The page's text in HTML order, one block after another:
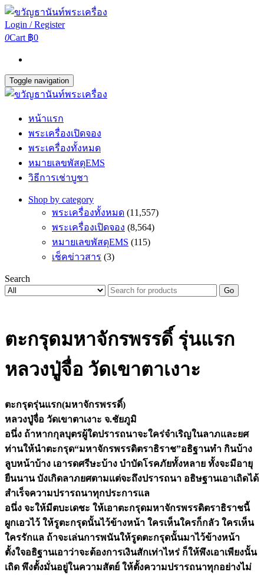
Login / Register
0Cart ฿0
Toggle navigation
หน้าแรก
พระเครื่องเปิดจอง
พระเครื่องทั้งหมด
หมายเลขพัสดุEMS
วิธีการเช่าบูชา
Shop by category
พระเครื่องทั้งหมด (11,557)
พระเครื่องเปิดจอง (8,564)
หมายเลขพัสดุEMS (115)
เช็คข่าวสาร (3)
Search
Go
ตะกรุดมหาจักรพรรดิ์ รุ่นแรก
หลวงปู่จื่อ วัดเขาตาเงาะ
ตะกรุดรุ่นแรก(มหาจักรพรรดิ์)
หลวงปู่จื่อ วัดเขาตาเงาะ จ.ชัยภูมิ
อนึ่ง ถ้าหากกุลบุตรผู้ใดปรารถนาจะใคร่จำเริญในลาภและยศ
ท่านให้นำตะกรุด“มหาจักรพรรดิตราธิราช”อธิฐานทำ กินบ้าง
ลูบหน้าบ้าง เอารดศรีษะบ้าง บำบัดโรคภัยทั้งหลาย ทั้งจะมีอายุ
ยืนนาน บังเกิดลาภยศตามแต่จะถึงปรารถนา อธิษฐานเอาเถิดได้
สำเร็จความปรารถนาทุกประการแล
อนึ่ง จะให้มีตบะเดชะ ให้เอาตะกรุดมหาจักรพรรดิตราธิราชนี้
ผูกเอวไว้ ให้รูตะกรุดนั้นไว้ข้างหน้า ใครเห็นใครก็กลัว ใครเห็น
ใครรักแล ถ้าจะเล่นการพนันให้รูดตะกรุดนั้นมาไว้ข้างหน้า
ตั้งใจอธิฐานเอาว่าจะต้องการเงินสักเท่าไหร่ ก็ให้พึงเอาเพียงนั้น
เถิด พึงตั้งมั่นอยู่ในความสัตย์ ให้ตั้งความปรารถนาทุกอย่างไม่